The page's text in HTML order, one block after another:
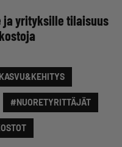
yrityksille tilaisuus
#NUORETYRITTÄJÄT